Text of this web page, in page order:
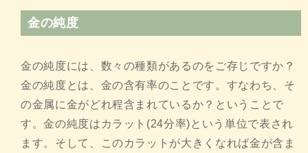
金の純度
金の純度には、数々の種類があるのをご存じですか？
金の純度とは、金の含有率のことです。すなわち、そ
の金属に金がどれ程含まれているか？ということで
す。金の純度はカラット(24分率)という単位で表され
ます。そして、このカラットが大きくなれば金が含ま